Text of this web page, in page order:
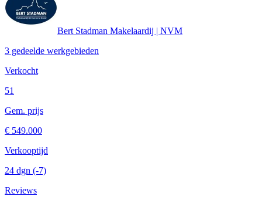
Bert Stadman Makelaardij | NVM
3 gedeelde werkgebieden
Verkocht
51
Gem. prijs
€ 549.000
Verkooptijd
24 dgn (-7)
Reviews